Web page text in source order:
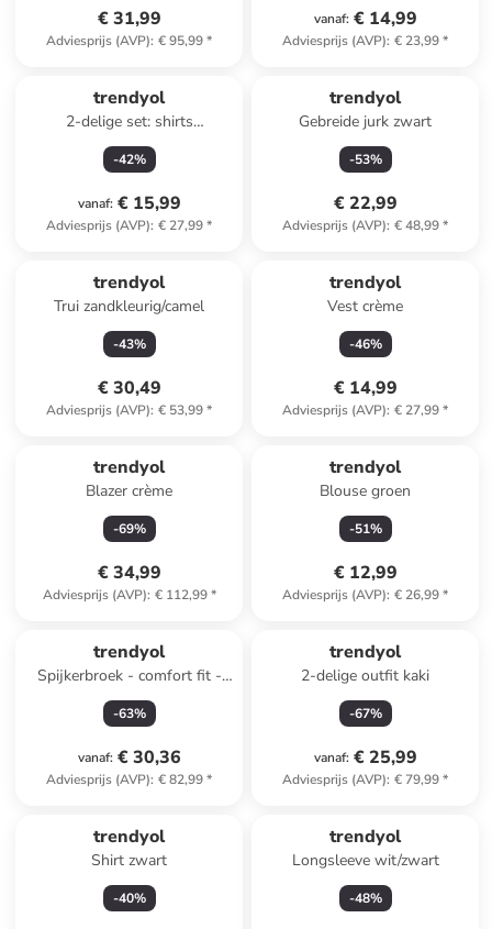
€ 31,99
Adviesprijs (AVP): € 95,99*
vanaf: € 14,99
Adviesprijs (AVP): € 23,99*
trendyol
2-delige set: shirts
lichtbruin/beige
-42%
vanaf: € 15,99
Adviesprijs (AVP): € 27,99*
trendyol
Gebreide jurk zwart
-53%
€ 22,99
Adviesprijs (AVP): € 48,99*
trendyol
Trui zandkleurig/camel
-43%
€ 30,49
Adviesprijs (AVP): € 53,99*
trendyol
Vest crème
-46%
€ 14,99
Adviesprijs (AVP): € 27,99*
trendyol
Blazer crème
-69%
€ 34,99
Adviesprijs (AVP): € 112,99*
trendyol
Blouse groen
-51%
€ 12,99
Adviesprijs (AVP): € 26,99*
trendyol
Spijkerbroek - comfort fit -
bruin
-63%
vanaf: € 30,36
Adviesprijs (AVP): € 82,99*
trendyol
2-delige outfit kaki
-67%
vanaf: € 25,99
Adviesprijs (AVP): € 79,99*
trendyol
Shirt zwart
-40%
trendyol
Longsleeve wit/zwart
-48%